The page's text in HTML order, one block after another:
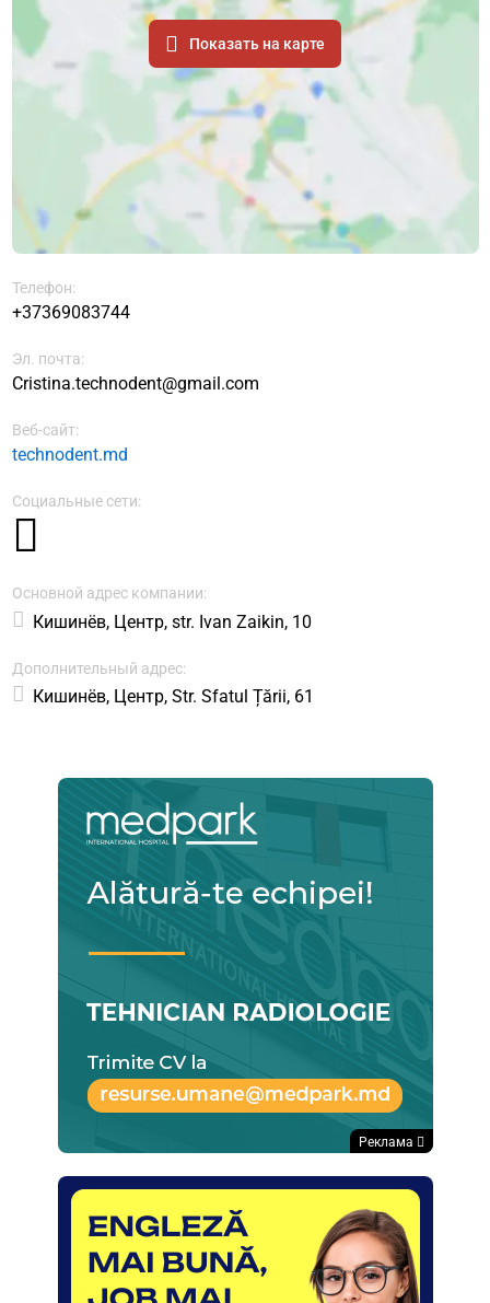
Показать на карте
Телефон:
+37369083744
Эл. почта:
Cristina.technodent@gmail.com
Веб-сайт:
technodent.md
Социальные сети:
Основной адрес компании:
Кишинёв, Центр, str. Ivan Zaikin, 10
Дополнительный адрес:
Кишинёв, Центр, Str. Sfatul Țării, 61
Реклама